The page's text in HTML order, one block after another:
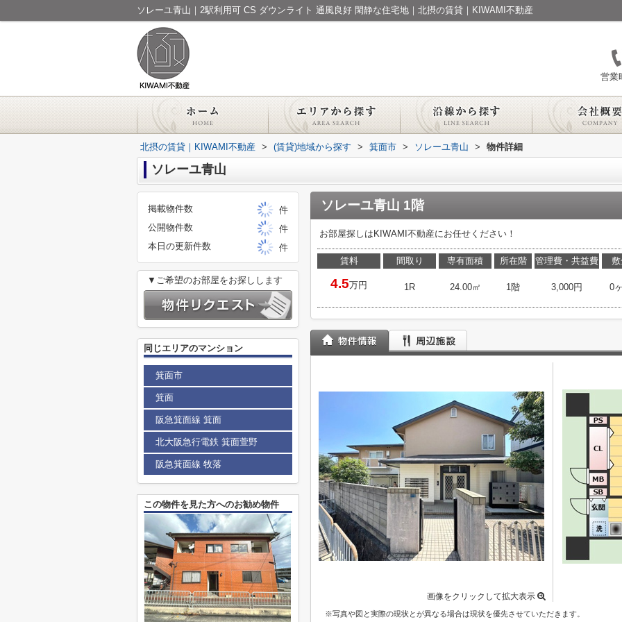
ソレーユ青山｜2駅利用可 CS ダウンライト 通風良好 閑静な住宅地｜北摂の賃貸｜KIWAMI不動産
営業
北摂の賃貸｜KIWAMI不動産 > (賃貸)地域から探す > 箕面市 > ソレーユ青山 > 物件詳細
ソレーユ青山
ソレーユ青山 1階
お部屋探しはKIWAMI不動産にお任せください！
賃料
4.5万円
間取り
1R
専有面積
24.00㎡
所在階
1階
管理費・共益費
3,000円 0
画像をクリックして拡大表示
※写真や図と実際の現状とが異なる場合は現状を優先させていただきます。
掲載物件数
件
公開物件数
件
本日の更新件数
件
▼ご希望のお部屋をお探しします
同じエリアのマンション
箕面市
箕面
阪急箕面線 箕面
北大阪急行電鉄 箕面萱野
阪急箕面線 牧落
この物件を見た方へのお勧め物件